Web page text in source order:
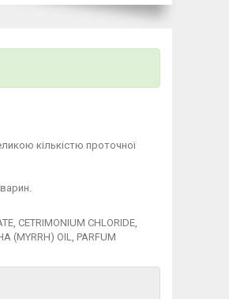
кількістю проточної
CETRIMONIUM CHLORIDE,
(MYRRH) OIL, PARFUM